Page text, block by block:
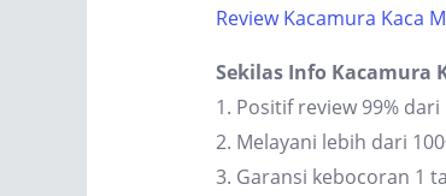
Review Kacamura Kaca
Sekilas Info Kacamura
1. Positif review 99%
2. Melayani lebih dari
3. Garansi kebocoran 1